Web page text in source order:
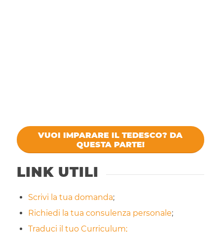
VUOI IMPARARE IL TEDESCO? DA
QUESTA PARTE!
LINK UTILI
Scrivi la tua domanda;
Richiedi la tua consulenza personale;
Traduci il tuo Curriculum;